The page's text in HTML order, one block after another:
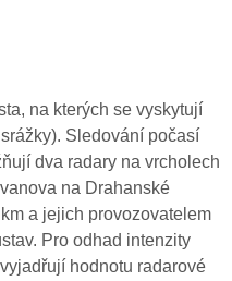
na kterých se vyskytují
Sledování počasí
dva radary na vrcholech
na Drahanské
a jejich provozovatelem
Pro odhad intenzity
hodnotu radarové